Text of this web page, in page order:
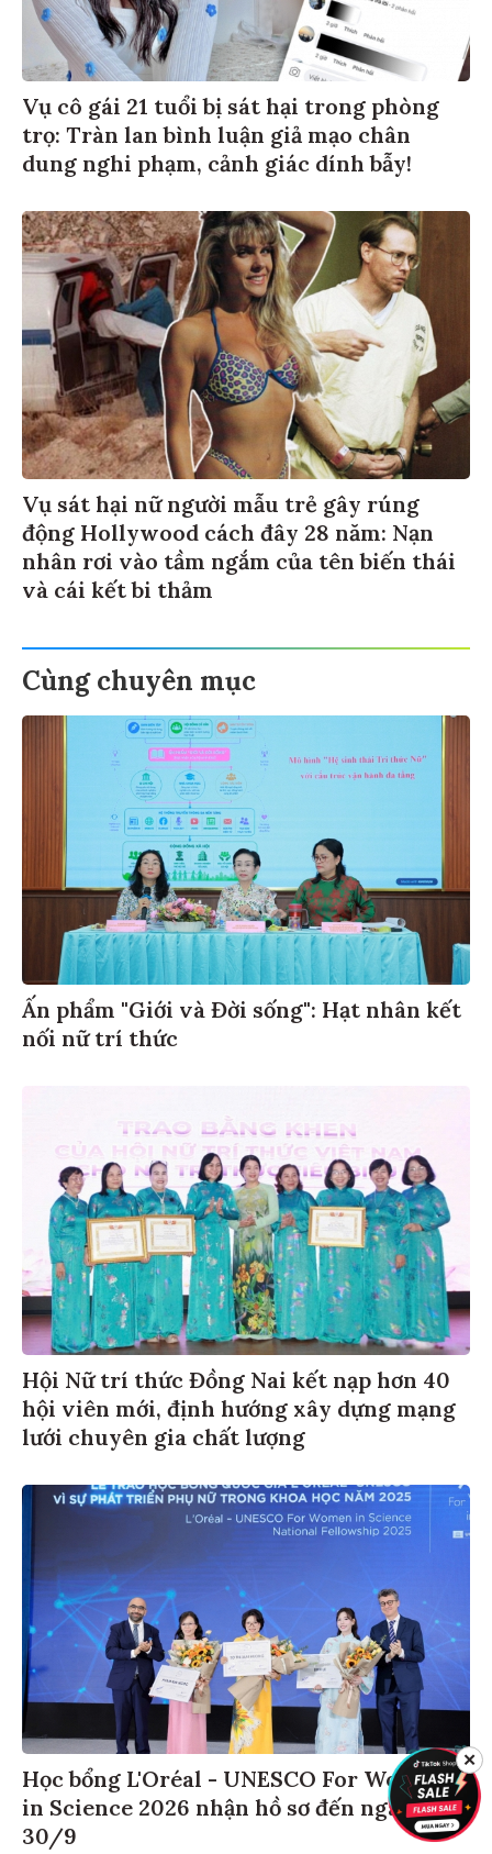
Vụ cô gái 21 tuổi bị sát hại trong phòng
trọ: Tràn lan bình luận giả mạo chân
dung nghi phạm, cảnh giác dính bẫy!
Vụ sát hại nữ người mẫu trẻ gây rúng
động Hollywood cách đây 28 năm: Nạn
nhân rơi vào tầm ngắm của tên biến thái
và cái kết bi thảm
Cùng chuyên mục
Ấn phẩm "Giới và Đời sống": Hạt nhân kết
nối nữ trí thức
Hội Nữ trí thức Đồng Nai kết nạp hơn 40
hội viên mới, định hướng xây dựng mạng
lưới chuyên gia chất lượng
Học bổng L'Oréal - UNESCO For Women
in Science 2026 nhận hồ sơ đến ngày
30/9
✕